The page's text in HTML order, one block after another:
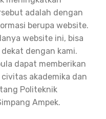
adalah dengan
berupa website.
website ini, bisa
dengan kami.
dapat memberikan
akademika dan
Politeknik
Ampek.